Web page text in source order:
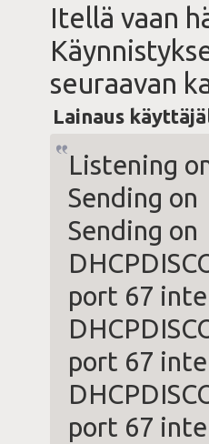
Itellä vaan
seuraavan
Lainaus
Listening
Sending
Sending
port 67
port 67
port 67